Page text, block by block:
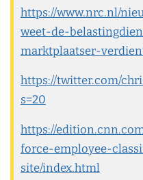
https://www.nrc.nl/
weet-de-
marktplaatser-
https://twitter.com/
s=20
https://
force-employee-
site/index.html